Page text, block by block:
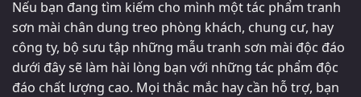
Nếu bạn đang tìm kiếm cho mình một tác phẩm tranh
sơn mài chân dung treo phòng khách, chung cư, hay
công ty, bộ sưu tập những mẫu tranh sơn mài độc đáo
dưới đây sẽ làm hài lòng bạn với những tác phẩm độc
đáo chất lượng cao. Mọi thắc mắc hay cần hỗ trợ, bạn